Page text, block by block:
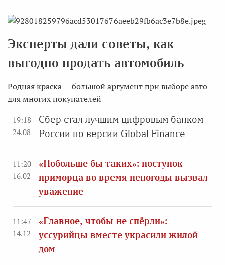
Эксперты дали советы, как
выгодно продать автомобиль
Родная краска — большой аргумент при выборе авто
для многих покупателей
19:18
24.08
Сбер стал лучшим цифровым банком
России по версии Global Finanсе
11:20
16.02
«Побольше бы таких»: поступок
приморца во время непогоды вызвал
уважение
11:47
14.12
«Главное, чтобы не спёрли»:
уссурийцы вместе украсили жилой
дом